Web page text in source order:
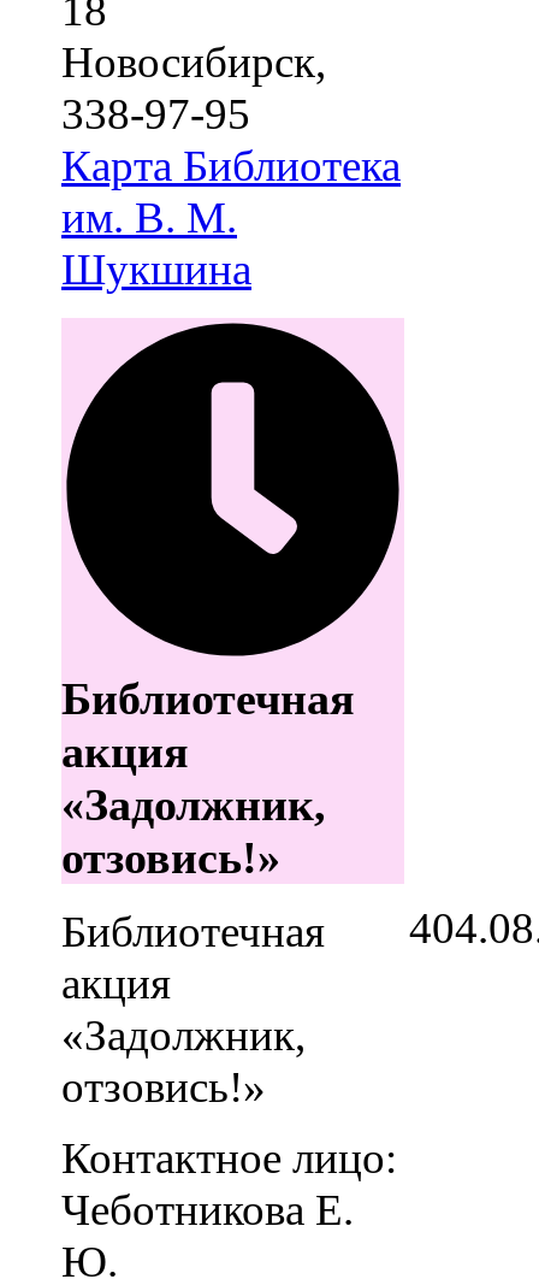
18
Новосибирск,
338-97-95
Карта Библиотека
им. В. М.
Шукшина
Библиотечная
акция
«Задолжник,
отзовись!»
Библиотечная
акция
«Задолжник,
отзовись!»
Контактное лицо:
Чеботникова Е.
Ю.
4